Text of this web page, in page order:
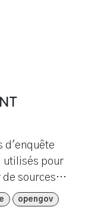
d'enquête
utilisés pour
sources
inversées
opengov